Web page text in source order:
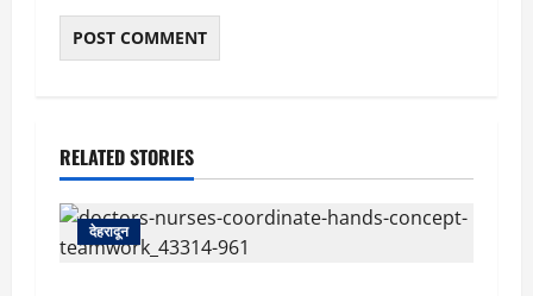
RELATED STORIES
देहरादून